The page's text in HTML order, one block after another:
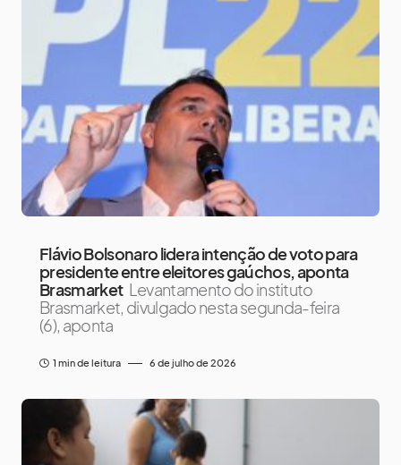
Flávio Bolsonaro lidera intenção de voto para
presidente entre eleitores gaúchos, aponta
Brasmarket Levantamento do instituto
Brasmarket, divulgado nesta segunda-feira
(6), aponta
1 min de leitura 6 de julho de 2026